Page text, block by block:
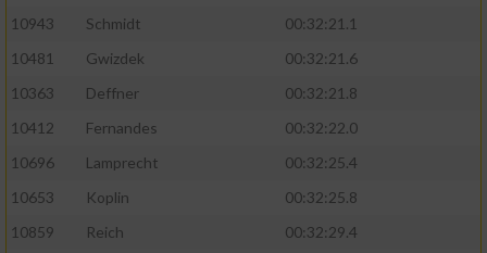
10943
Schmidt
00:32:21.1
10481
Gwizdek
00:32:21.6
10363
Deffner
00:32:21.8
10412
Fernandes
00:32:22.0
10696
Lamprecht
00:32:25.4
10653
Koplin
00:32:25.8
10859
Reich
00:32:29.4
auf einem Endgerät
Verwendung reduzierter Daten zur Auswahl
von Werbeanzeigen
Erstellung von Profilen für personalisierte
Werbung
Verwendung von Profilen zur Auswahl